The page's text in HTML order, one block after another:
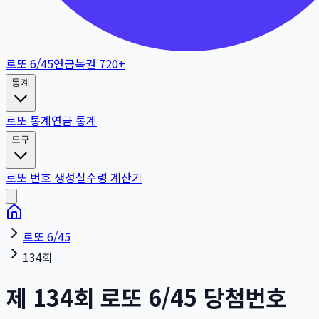
로또 6/45연금복권 720+
통계
로또 통계연금 통계
도구
로또 번호 생성실수령 계산기
로또 6/45
134회
제 134회 로또 6/45 당첨번호